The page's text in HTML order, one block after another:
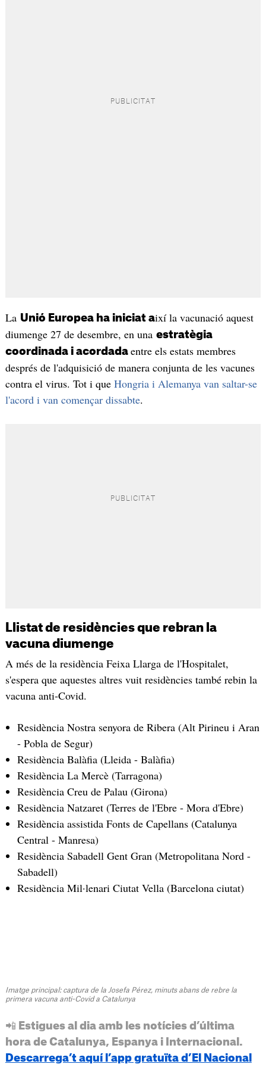
La Unió Europea ha iniciat així la vacunació aquest
diumenge 27 de desembre, en una estratègia
coordinada i acordada entre els estats membres
després de l'adquisició de manera conjunta de les vacunes
contra el virus. Tot i que Hongria i Alemanya van saltar-se
l'acord i van començar dissabte.
Llistat de residències que rebran la
vacuna diumenge
A més de la residència Feixa Llarga de l'Hospitalet,
s'espera que aquestes altres vuit residències també rebin la
vacuna anti-Covid.
Residència Nostra senyora de Ribera (Alt Pirineu i Aran
- Pobla de Segur)
Residència Balàfia (Lleida - Balàfia)
Residència La Mercè (Tarragona)
Residència Creu de Palau (Girona)
Residència Natzaret (Terres de l'Ebre - Mora d'Ebre)
Residència assistida Fonts de Capellans (Catalunya
Central - Manresa)
Residència Sabadell Gent Gran (Metropolitana Nord -
Sabadell)
Residència Mil·lenari Ciutat Vella (Barcelona ciutat)
Imatge principal: captura de la Josefa Pérez, minuts abans de rebre la
primera vacuna anti-Covid a Catalunya
📲 Estigues al dia amb les notícies d’última
hora de Catalunya, Espanya i Internacional.
Descarrega’t aquí l’app gratuïta d’El Nacional